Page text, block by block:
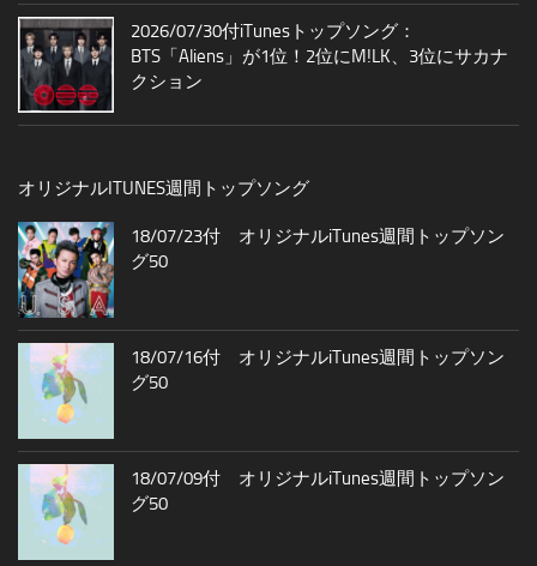
2026/07/30付iTunesトップソング：
BTS「Aliens」が1位！2位にM!LK、3位にサカナ
クション
オリジナルITUNES週間トップソング
18/07/23付 オリジナルiTunes週間トップソン
グ50
18/07/16付 オリジナルiTunes週間トップソン
グ50
18/07/09付 オリジナルiTunes週間トップソン
グ50